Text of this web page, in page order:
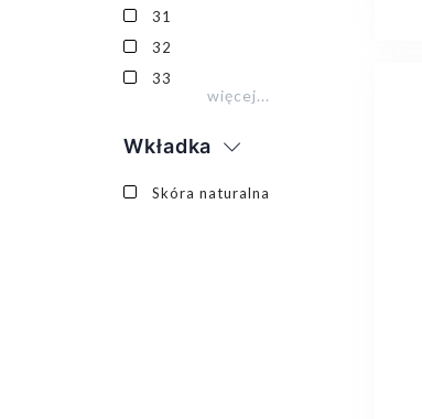
31
32
33
więcej...
Wkładka
Skóra naturalna